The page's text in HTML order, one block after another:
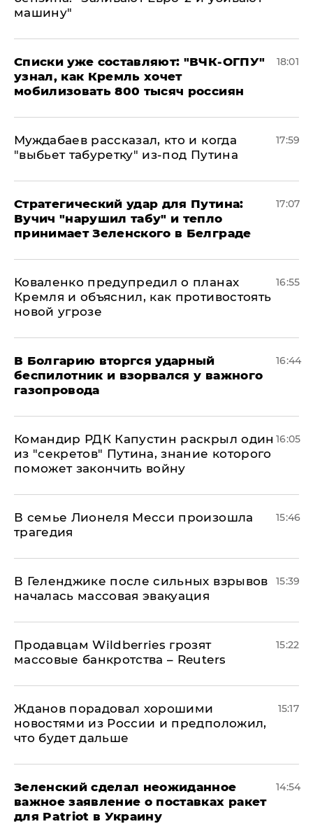
машину"
Списки уже составляют: "ВЧК-ОГПУ"
узнал, как Кремль хочет
мобилизовать 800 тысяч россиян
18:01
Муждабаев рассказал, кто и когда
"выбьет табуретку" из-под Путина
17:59
Стратегический удар для Путина:
Вучич "нарушил табу" и тепло
принимает Зеленского в Белграде
17:07
Коваленко предупредил о планах
Кремля и объяснил, как противостоять
новой угрозе
16:55
В Болгарию вторгся ударный
беспилотник и взорвался у важного
газопровода
16:44
Командир РДК Капустин раскрыл один
из "секретов" Путина, знание которого
поможет закончить войну
16:05
В семье Лионеля Месси произошла
трагедия
15:46
В Геленджике после сильных взрывов
началась массовая эвакуация
15:39
Продавцам Wildberries грозят
массовые банкротства – Reuters
15:22
Жданов порадовал хорошими
новостями из России и предположил,
что будет дальше
15:17
Зеленский сделал неожиданное
важное заявление о поставках ракет
для Patriot в Украину
14:54